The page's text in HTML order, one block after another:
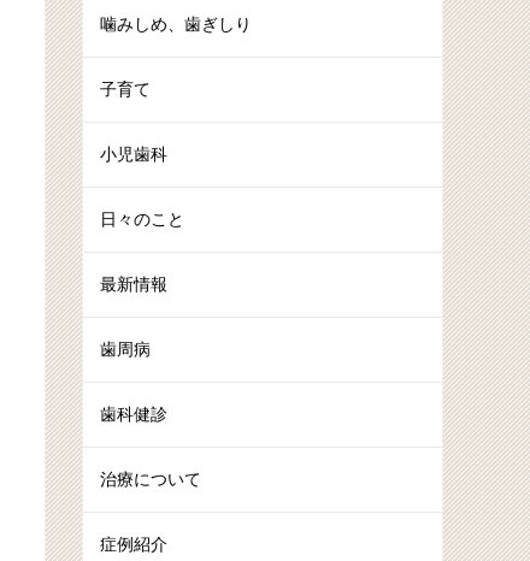
噛みしめ、歯ぎしり
子育て
小児歯科
日々のこと
最新情報
歯周病
歯科健診
治療について
症例紹介